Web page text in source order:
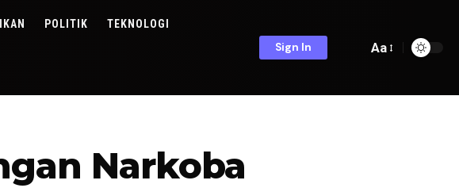
POLITIK TEKNOLOGI
Sign In Aa
Narkoba